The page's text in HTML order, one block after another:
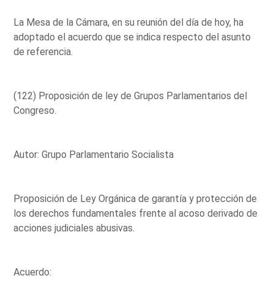
La Mesa de la Cámara, en su reunión del día de hoy, ha
adoptado el acuerdo que se indica respecto del asunto
de referencia.
(122) Proposición de ley de Grupos Parlamentarios del
Congreso.
Autor: Grupo Parlamentario Socialista
Proposición de Ley Orgánica de garantía y protección de
los derechos fundamentales frente al acoso derivado de
acciones judiciales abusivas.
Acuerdo: